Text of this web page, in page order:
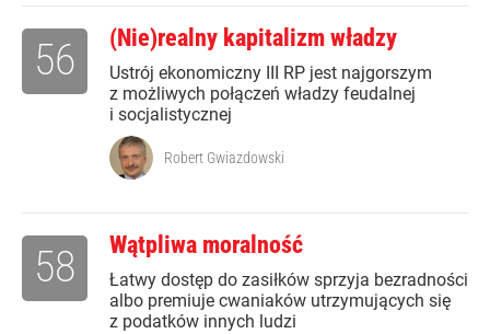
(Nie)realny kapitalizm władzy
Ustrój ekonomiczny III RP jest najgorszym
z możliwych połączeń władzy feudalnej
i socjalistycznej
56
Robert Gwiazdowski
Wątpliwa moralność
Łatwy dostęp do zasiłków sprzyja bezradności
albo premiuje cwaniaków utrzymujących się
z podatków innych ludzi
58